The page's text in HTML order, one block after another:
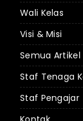
Wali Kelas
Visi & Misi
Semua Artikel
Staf Tenaga
Staf Pengajar